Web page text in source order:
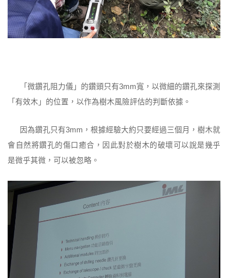
「微鑽孔阻力儀」的鑽頭只有3mm寬，以微細的鑽孔來探測
「有效木」的位置，以作為樹木風險評估的判斷依據。
因為鑽孔只有3mm，根據經驗大約只要經過三個月，樹木就
會自然將鑽孔的傷口癒合，因此對於樹木的破壞可以說是幾乎
是微乎其微，可以被忽略。